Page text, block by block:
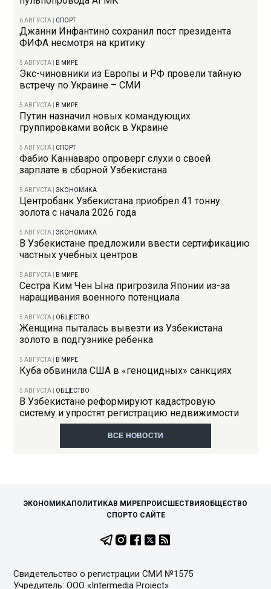
6 АВГУСТА СПОРТ
Джанни Инфантино сохранил пост президента
ФИФА несмотря на критику
5 АВГУСТА В МИРЕ
Экс-чиновники из Европы и РФ провели тайную
встречу по Украине – СМИ
5 АВГУСТА В МИРЕ
Путин назначил новых командующих
группировками войск в Украине
5 АВГУСТА СПОРТ
Фабио Каннаваро опроверг слухи о своей
зарплате в сборной Узбекистана
5 АВГУСТА |ЭКОНОМИКА
Центробанк Узбекистана приобрел 41 тонну
золота с начала 2026 года
5 АВГУСТА |ЭКОНОМИКА
В Узбекистане предложили ввести сертификацию
частных учебных центров
5 АВГУСТА В МИРЕ
Сестра Ким Чен Ына пригрозила Японии из-за
наращивания военного потенциала
5 АВГУСТА ОБЩЕСТВО
Женщина пыталась вывезти из Узбекистана
золото в подгузнике ребенка
5 АВГУСТА В МИРЕ
Куба обвинила США в «геноцидных» санкциях
5 АВГУСТА ОБЩЕСТВО
В Узбекистане реформируют кадастровую
систему и упростят регистрацию недвижимости
ВСЕ НОВОСТИ
ЭКОНОМИКАПОЛИТИКАВ МИРЕПРОИСШЕСТВИЯ ОБЩЕСТВО
СПОРТО САЙТЕ
Свидетельство о регистрации СМИ №1575
Учредитель: ООО «Intermedia Project»